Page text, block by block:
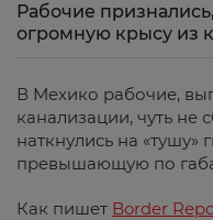
Рабочие
огромную крысу из
В Мехико рабочие,
канализации, чуть не
наткнулись на «тушу»
превышающую по
Как пишет Border